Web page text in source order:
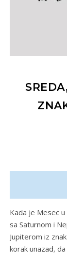
Kada je Mesec
sa Saturnom i
Jupiterom iz
korak unazad,